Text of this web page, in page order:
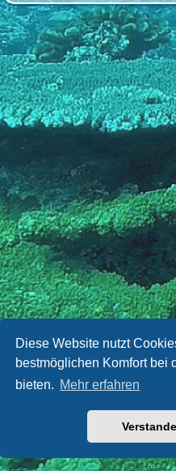
Diese Website nutzt
bestmöglichen Komfort bei
bieten. Mehr erfahren